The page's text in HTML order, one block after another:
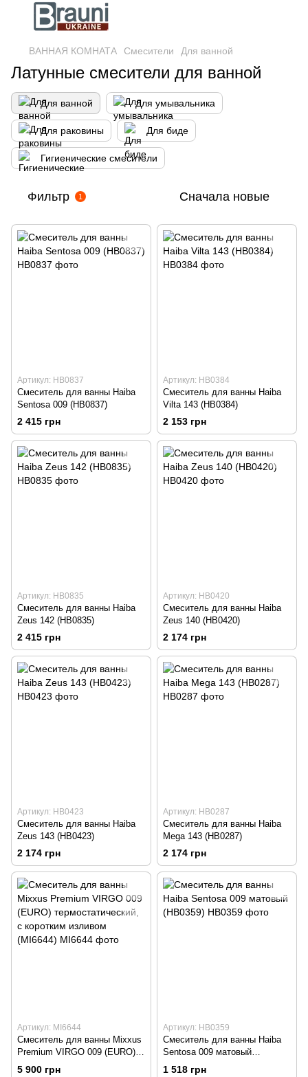
ВАННАЯ КОМНАТА Смесители Для ванной
Латунные смесители для ванной
Для ванной Для умывальника
Для раковины Для биде
Гигиенические смесители
Фильтр 1 Сначала новые
Артикул: HB0837
Смеситель для ванны Haiba
Sentosa 009 (HB0837)
2 415 грн
Артикул: HB0384
Смеситель для ванны Haiba
Vilta 143 (HB0384)
2 153 грн
Артикул: HB0835
Смеситель для ванны Haiba
Zeus 142 (HB0835)
2 415 грн
Артикул: HB0420
Смеситель для ванны Haiba
Zeus 140 (HB0420)
2 174 грн
Артикул: HB0423
Смеситель для ванны Haiba
Zeus 143 (HB0423)
2 174 грн
Артикул: HB0287
Смеситель для ванны Haiba
Mega 143 (HB0287)
2 174 грн
Артикул: MI6644
Смеситель для ванны Mixxus
Premium VIRGO 009 (EURO)
термостатический, с коротким
5 900 грн
Артикул: HB0359
Смеситель для ванны Haiba
Sentosa 009 матовый
(HB0359)
1 518 грн